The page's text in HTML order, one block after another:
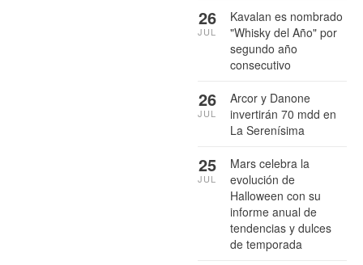
Kavalan es nombrado
"Whisky del Año" por
segundo año
consecutivo
26
JUL
Arcor y Danone
invertirán 70 mdd en
La Serenísima
26
JUL
Mars celebra la
evolución de
Halloween con su
informe anual de
tendencias y dulces
de temporada
25
JUL